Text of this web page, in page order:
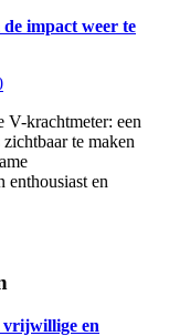
impact weer te
krachtmeter: een
te maken
enthousiast en
vrijwillige en